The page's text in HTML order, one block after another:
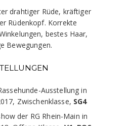
drahtiger Rüde, kräftiger
Rüdenkopf. Korrekte
bestes Haar,
Bewegungen.
Ausstellung in
Zwischenklasse, SG4
der RG Rhein-Main in